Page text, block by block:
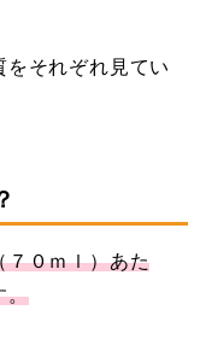
それぞれ見てい
７０ｍｌ）あた
。